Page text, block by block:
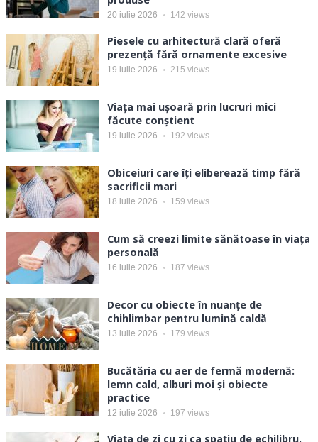
20 iulie 2026 142 views
Piesele cu arhitectură clară oferă
prezență fără ornamente excesive
19 iulie 2026 215 views
Viața mai ușoară prin lucruri mici
făcute conștient
19 iulie 2026 192 views
Obiceiuri care îți eliberează timp fără
sacrificii mari
18 iulie 2026 159 views
Cum să creezi limite sănătoase în viața
personală
16 iulie 2026 187 views
Decor cu obiecte în nuanțe de
chihlimbar pentru lumină caldă
13 iulie 2026 179 views
Bucătăria cu aer de fermă modernă:
lemn cald, alburi moi și obiecte
practice
12 iulie 2026 197 views
Viața de zi cu zi ca spațiu de echilibru,